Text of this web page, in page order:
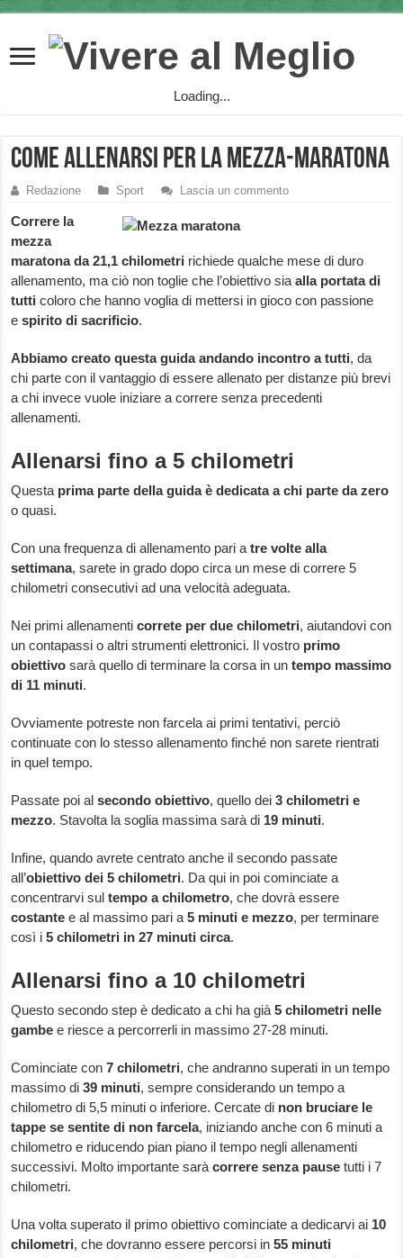
Loading...
Come allenarsi per la mezza-maratona
Redazione Sport Lascia un commento
Correre la
mezza
maratona da 21,1 chilometri richiede qualche mese di duro
allenamento, ma ciò non toglie che l’obiettivo siaalla portata di
tutti coloro che hanno voglia di mettersi in gioco con passione
espirito di sacrificio.
Abbiamo creato questa guida andando incontro a tutti, da
chi parte con il vantaggio di essere allenato per distanze più brevi
a chi invece vuole iniziare a correre senza precedenti
allenamenti.
Allenarsi fino a 5 chilometri
Questa prima parte della guida è dedicata a chi parte da zero
o quasi.
Con una frequenza di allenamento pari atre volte alla
settimana, sarete in grado dopo circa un mese di correre 5
chilometri consecutivi ad una velocità adeguata.
Nei primi allenamenticorrete per due chilometri, aiutandovi con
un contapassi o altri strumenti elettronici. Il vostro primo
obiettivo sarà quello di terminare la corsa in untempo massimo
di 11 minuti.
Ovviamente potreste non farcela ai primi tentativi, perciò
continuate con lo stesso allenamento finché non sarete rientrati
in quel tempo.
Passate poi alsecondo obiettivo, quello dei3 chilometri e
mezzo. Stavolta la soglia massima sarà di 19 minuti.
Infine, quando avrete centrato anche il secondo passate
all’obiettivo dei 5 chilometri. Da qui in poi cominciate a
concentrarvi sultempo a chilometro, che dovrà essere
costante e al massimo pari a5 minuti e mezzo, per terminare
così i5 chilometri in 27 minuti circa.
Allenarsi fino a 10 chilometri
Questo secondo step è dedicato a chi ha già5 chilometri nelle
gambe e riesce a percorrerli in massimo 27-28 minuti.
Cominciate con 7 chilometri, che andranno superati in un tempo
massimo di39 minuti, sempre considerando un tempo a
chilometro di 5,5 minuti o inferiore. Cercate di non bruciare le
tappe se sentite di non farcela, iniziando anche con 6 minuti a
chilometro e riducendo pian piano il tempo negli allenamenti
successivi. Molto importante saràcorrere senza pause tutti i 7
chilometri.
Una volta superato il primo obiettivo cominciate a dedicarvi ai 10
chilometri, che dovranno essere percorsi in55 minuti